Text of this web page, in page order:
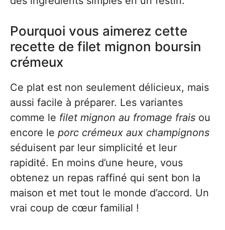
Pourquoi vous aimerez cette
recette de filet mignon boursin
crémeux
Ce plat est non seulement délicieux, mais
aussi facile à préparer. Les variantes
comme le filet mignon au fromage frais ou
encore le porc crémeux aux champignons
séduisent par leur simplicité et leur
rapidité. En moins d’une heure, vous
obtenez un repas raffiné qui sent bon la
maison et met tout le monde d’accord. Un
vrai coup de cœur familial !